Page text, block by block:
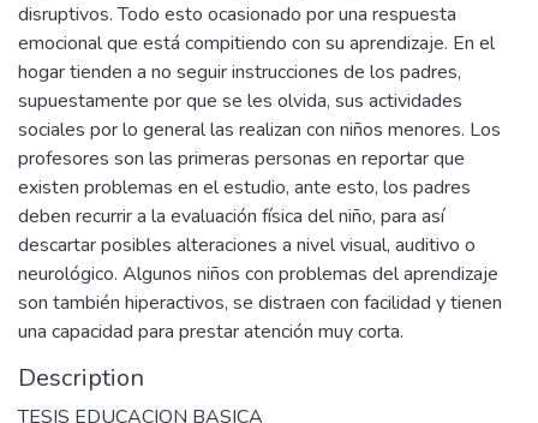
disruptivos. Todo esto ocasionado por una respuesta
emocional que está compitiendo con su aprendizaje. En el
hogar tienden a no seguir instrucciones de los padres,
supuestamente por que se les olvida, sus actividades
sociales por lo general las realizan con niños menores. Los
profesores son las primeras personas en reportar que
existen problemas en el estudio, ante esto, los padres
deben recurrir a la evaluación física del niño, para así
descartar posibles alteraciones a nivel visual, auditivo o
neurológico. Algunos niños con problemas del aprendizaje
son también hiperactivos, se distraen con facilidad y tienen
una capacidad para prestar atención muy corta.
Description
TESIS EDUCACION BASICA